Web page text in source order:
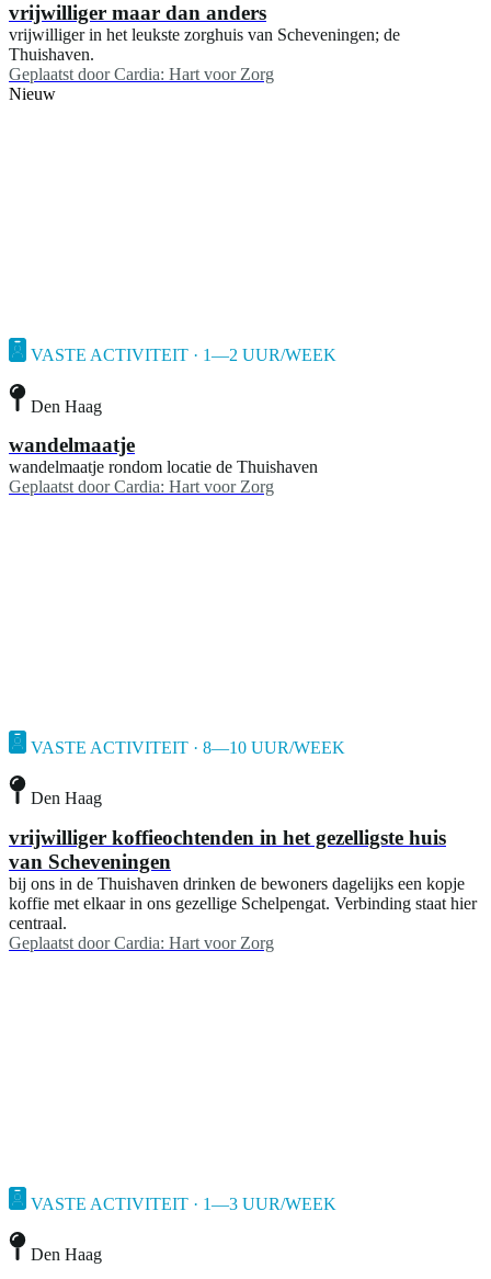
vrijwilliger maar dan anders
vrijwilliger in het leukste zorghuis van Scheveningen; de
Thuishaven.
Geplaatst door Cardia: Hart voor Zorg
Nieuw
VASTE ACTIVITEIT · 1—2 UUR/WEEK
Den Haag
wandelmaatje
wandelmaatje rondom locatie de Thuishaven
Geplaatst door Cardia: Hart voor Zorg
VASTE ACTIVITEIT · 8—10 UUR/WEEK
Den Haag
vrijwilliger koffieochtenden in het gezelligste huis
van Scheveningen
bij ons in de Thuishaven drinken de bewoners dagelijks een kopje
koffie met elkaar in ons gezellige Schelpengat. Verbinding staat hier
centraal.
Geplaatst door Cardia: Hart voor Zorg
VASTE ACTIVITEIT · 1—3 UUR/WEEK
Den Haag